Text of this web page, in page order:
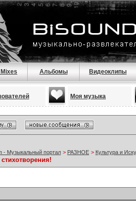
Mixes Альбомы Видеоклипы
Моя музыка
- Музыкальный портал > РАЗНОЕ > Культура и